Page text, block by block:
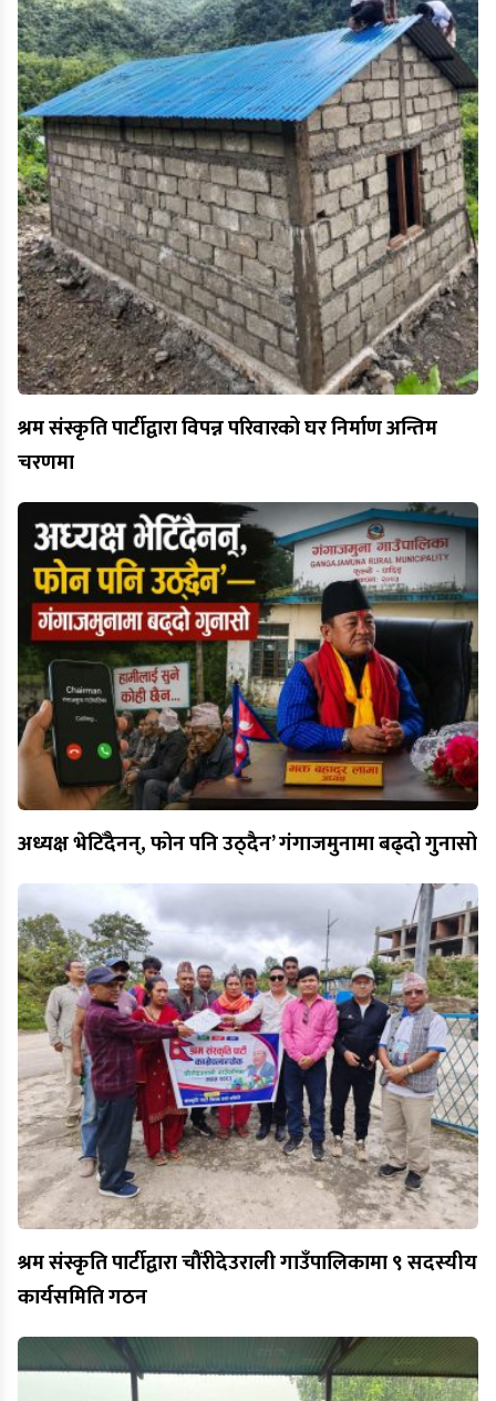
श्रम संस्कृति पार्टीद्वारा विपन्न परिवारको घर निर्माण अन्तिम
चरणमा
अध्यक्ष भेटिँदैनन्, फोन पनि उठ्दैन’ गंगाजमुनामा बढ्दो गुनासो
श्रम संस्कृति पार्टीद्वारा चौंरीदेउराली गाउँपालिकामा ९ सदस्यीय
कार्यसमिति गठन